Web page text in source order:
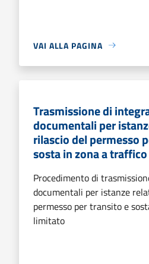
VAI ALLA PAGINA
Trasmissione di
documentali per
rilascio del permesso
sosta in zona a
Procedimento di
documentali per istanze
permesso per transito e
limitato